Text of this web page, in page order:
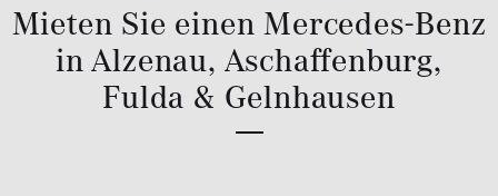
Mieten Sie einen Mercedes-Benz
in Alzenau, Aschaffenburg,
Fulda & Gelnhausen